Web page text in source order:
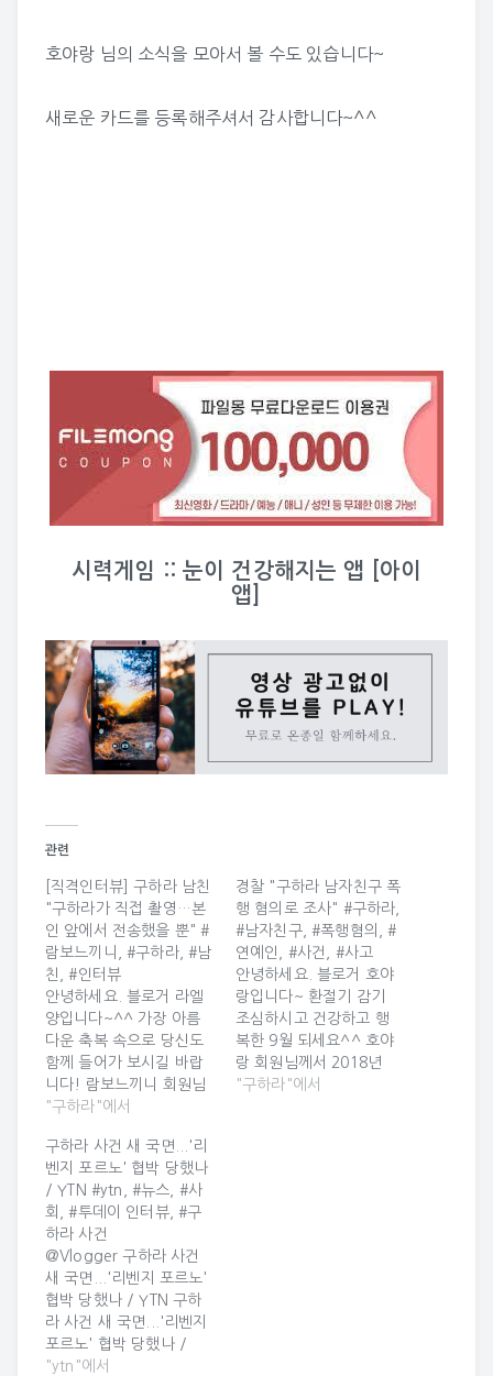
호야랑 님의 소식을 모아서 볼 수도 있습니다~
새로운 카드를 등록해주셔서 감사합니다~^^
시력게임 :: 눈이 건강해지는 앱 [아이
앱]
관련
[직격인터뷰] 구하라 남친
"구하라가 직접 촬영…본
인 앞에서 전송했을 뿐" #
람보느끼니, #구하라, #남
친, #인터뷰
안녕하세요. 블로거 라엘
양입니다~^^ 가장 아름
다운 축복 속으로 당신도
함께 들어가 보시길 바랍
니다! 람보느끼니 회원님
께서 2018년 10월 06일
니다 ^_^ [직격인터뷰]
구하라 남친 "구하라가 직
접 촬영…본인 앞에서 전
송했을 뿐" [직격인터뷰]
구하라 남친 "구하라가 직
접 촬영…본인 앞에서 전
송했을 뿐" "구하라가 ‘사
생활 동영상’ 존재 인정 인
터뷰…일반인 내 명예도
소중하다" 강남서,…
"구하라"에서
경찰 "구하라 남자친구 폭
행 혐의로 조사" #구하라,
#남자친구, #폭행혐의, #
연예인, #사건, #사고
안녕하세요. 블로거 호야
랑입니다~ 환절기 감기
조심하시고 건강하고 행
복한 9월 되세요^^ 호야
랑 회원님께서 2018년
09월 14일 09시 45분에
"구하라"에서
구하라 사건 새 국면...'리
벤지 포르노' 협박 당했나
/ YTN #ytn, #뉴스, #사
회, #투데이 인터뷰, #구
하라 사건
@Vlogger 구하라 사건
새 국면...'리벤지 포르노'
협박 당했나 / YTN 구하
라 사건 새 국면...'리벤지
포르노' 협박 당했나 /
YTN ■ 진행 : 이재윤, 이
"ytn"에서